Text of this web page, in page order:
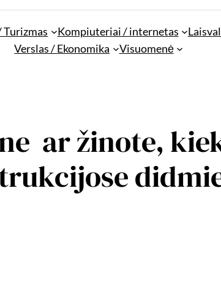
Turizmas Kompiuteriai / internetas
Verslas / Ekonomika
Visuomenė
ar žinote,